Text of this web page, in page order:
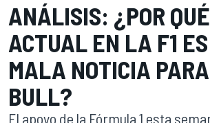
ANÁLISIS: ¿POR
ACTUAL EN LA F1
MALA NOTICIA
BULL?
El apoyo de la Fórmula 1 esta